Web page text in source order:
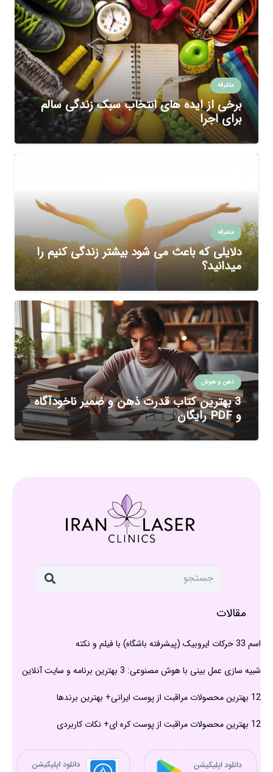
متفرقه
برخی از ایده های انتخاب سبک زندگی سالم
برای اجرا
متفرقه
دلایلی که باعث می شود بیشتر زندگی کنیم را
میدانید؟
ذهن و هوش
3 بهترین کتاب قدرت ذهن و ضمیر ناخودآگاه
و PDF رایگان
مقالات
اسم 33 حرکات ایروبیک (پیشرفته باشگاه) با فیلم و نکته
شبیه سازی عمل بینی با هوش مصنوعی: 3 بهترین برنامه و سایت آنلاین
12 بهترین محصولات مراقبت از پوست ایرانی+ بهترین برندها
12 بهترین محصولات مراقبت از پوست کره ای+ نکات کاربردی